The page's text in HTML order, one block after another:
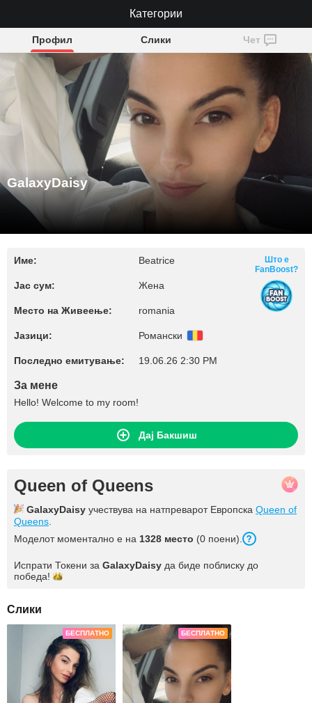
GalaxyDaisy
Профил Слики Чет
GalaxyDaisy
Име: Beatrice
Јас сум: Жена
Место на Живеење: romania
Јазици: Романски
Последно емитување: 19.06.26 2:30 PM
Што е
FanBoost?
За мене
Hello! Welcome to my room!
Дај Бакшиш
Queen of Queens
GalaxyDaisy учествува на натпреварот Европска Queen of
Queens
Моделот моментално е на 1328 место (0 поени).
Испрати Токени за GalaxyDaisy да биде поблиску до
победа!
Слики
БЕСПЛАТНО БЕСПЛАТНО
Категории